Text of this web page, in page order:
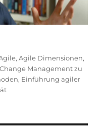
,Agile Dimensionen,
Change Management zu
, Einführung agiler